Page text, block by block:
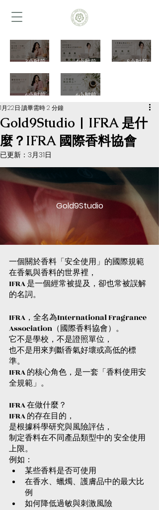
每天留
讓自己
安靜一
下一次
認識冥
想香氣
樹脂植
物與靜
心空間
芳香設
計｜
Gold9St
udio
Aroma
Library
3小时前
成熟的
來自舒
服而有
氣味一
次認識
物香
氣、男
性香氛
味｜
Gold9St
udio
Aroma
4小时前
每天都
一次認
識女性
花香\植
日常生
活儀式
｜
Gold9St
udio
Aroma
5小时前
總是沒
信？一
次認識
自信香
氣、植
物芳香
設計與
建立自
己的生
活儀式
Gold9St
udio
Aroma
6小时前
工作總
專心？
一次認
識專注
植物芳
香設計
與工作
圍｜
udio
Aroma
Library
6小时前
Gold9Studio | IFRA 是什
麼？IFRA 國際香料協會
1月22日 讀畢需時 2 分鐘
已更新： 3月31日
Gold9Studio
一個關於香料「安全使用」的國際規範
在香氣與香料的世界裡，
IFRA 是一個經常被提及，卻也常被誤解
的名詞。
IFRA，全名為International Fragrance
Association（國際香料協會）。
它不是學校，不是證照單位，
也不是用來判斷香氣好壞或高低的標
準。
IFRA 的核心角色，是一套「香料使用安
全規範」。
IFRA 在做什麼？
IFRA 的存在目的，
是根據科學研究與風險評估，
制定香料在不同產品類型中的 安全使用
上限。
例如：
某些香料是否可使用
在香水、蠟燭、護膚品中的最大比
例
如何降低過敏與刺激風險